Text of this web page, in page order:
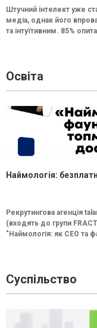
Штучний інтелект уже
медіа, однак його
та інтуїтивним. 85%
Освіта
Наймологія:
Рекрутингова агенція
(входять до групи
"Наймологія: як СEO та
Суспільство